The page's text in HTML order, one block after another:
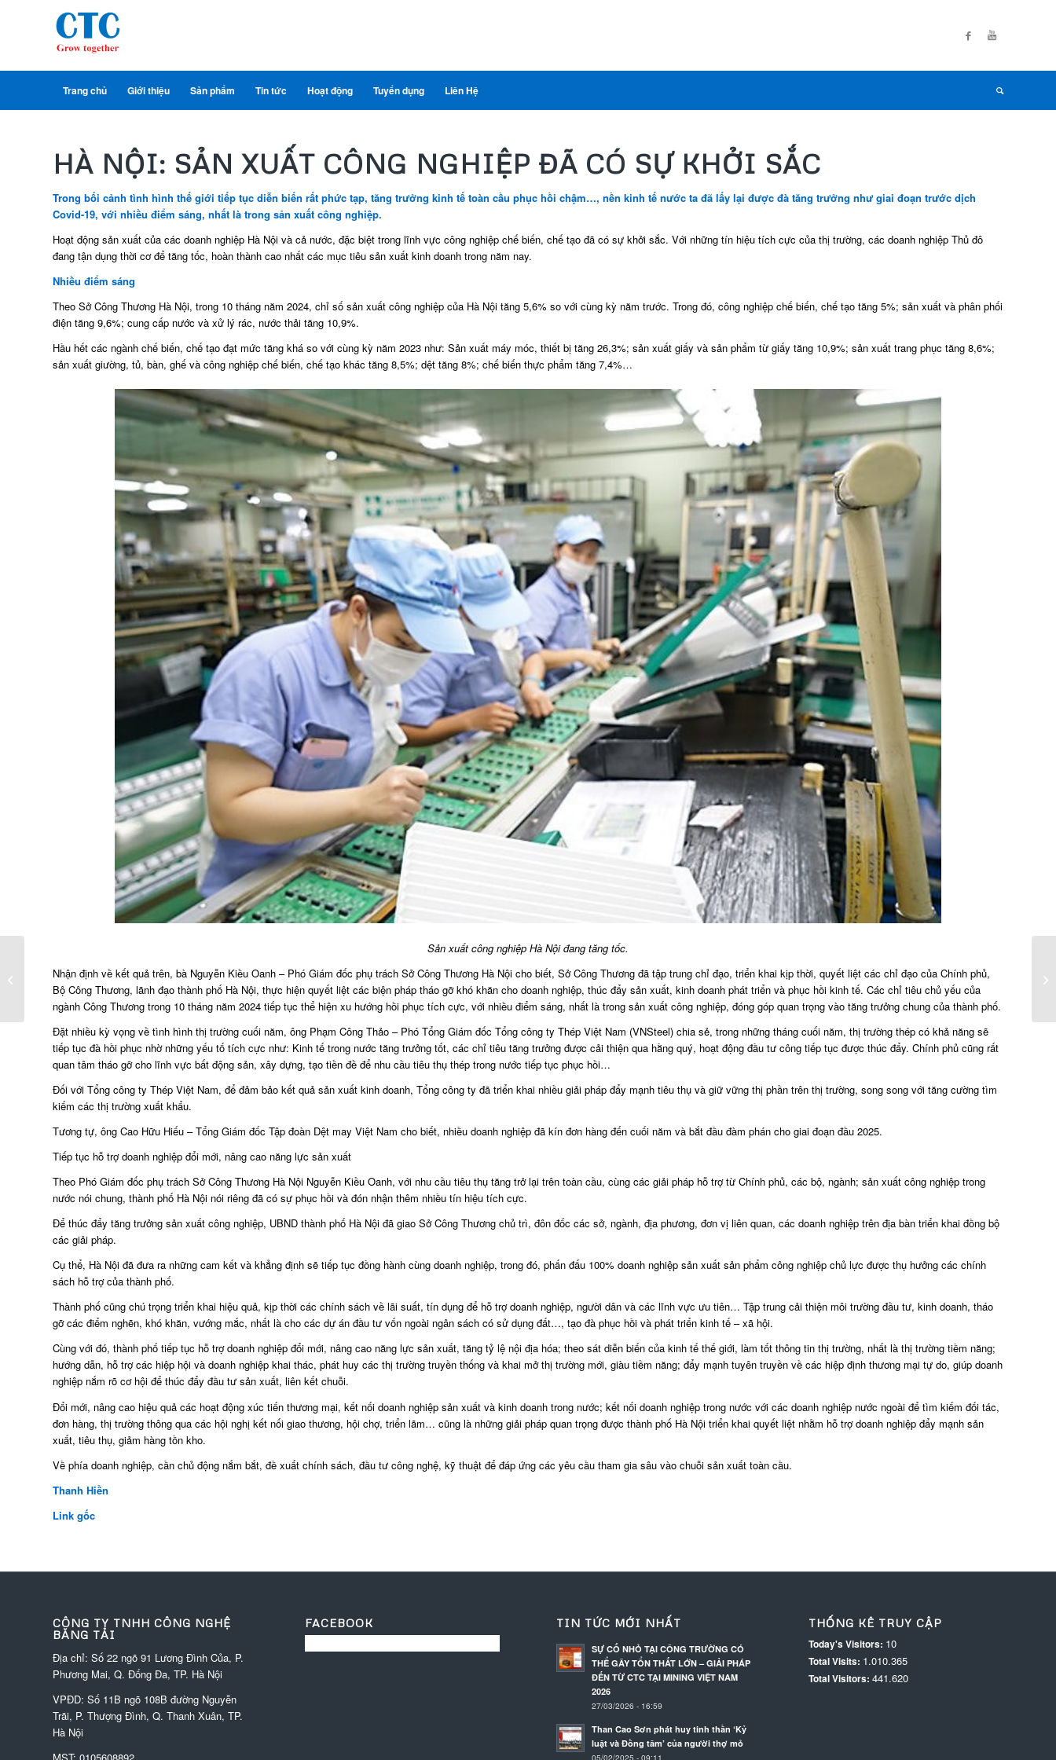
Trang chủ Giới thiệu Sản phẩm Tin tức Hoạt động Tuyển dụng Liên Hệ
HÀ NỘI: SẢN XUẤT CÔNG NGHIỆP ĐÃ CÓ SỰ KHỞI SẮC
Trong bối cảnh tình hình thế giới tiếp tục diễn biến rất phức tạp, tăng trưởng kinh tế toàn cầu phục hồi chậm…, nền kinh tế nước ta đã lấy lại được đà tăng trưởng như giai đoạn trước dịch
Covid-19, với nhiều điểm sáng, nhất là trong sản xuất công nghiệp.
Hoạt động sản xuất của các doanh nghiệp Hà Nội và cả nước, đặc biệt trong lĩnh vực công nghiệp chế biến, chế tạo đã có sự khởi sắc. Với những tín hiệu tích cực của thị trường, các doanh nghiệp Thủ đô
đang tận dụng thời cơ để tăng tốc, hoàn thành cao nhất các mục tiêu sản xuất kinh doanh trong năm nay.
Nhiều điểm sáng
Theo Sở Công Thương Hà Nội, trong 10 tháng năm 2024, chỉ số sản xuất công nghiệp của Hà Nội tăng 5,6% so với cùng kỳ năm trước. Trong đó, công nghiệp chế biến, chế tạo tăng 5%; sản xuất và phân phối
điện tăng 9,6%; cung cấp nước và xử lý rác, nước thải tăng 10,9%.
Hầu hết các ngành chế biến, chế tạo đạt mức tăng khá so với cùng kỳ năm 2023 như: Sản xuất máy móc, thiết bị tăng 26,3%; sản xuất giấy và sản phẩm từ giấy tăng 10,9%; sản xuất trang phục tăng 8,6%;
sản xuất giường, tủ, bàn, ghế và công nghiệp chế biến, chế tạo khác tăng 8,5%; dệt tăng 8%; chế biến thực phẩm tăng 7,4%…
Sản xuất công nghiệp Hà Nội đang tăng tốc.
Nhận định về kết quả trên, bà Nguyễn Kiều Oanh – Phó Giám đốc phụ trách Sở Công Thương Hà Nội cho biết, Sở Công Thương đã tập trung chỉ đạo, triển khai kịp thời, quyết liệt các chỉ đạo của Chính phủ,
Bộ Công Thương, lãnh đạo thành phố Hà Nội, thực hiện quyết liệt các biện pháp tháo gỡ khó khăn cho doanh nghiệp, thúc đẩy sản xuất, kinh doanh phát triển và phục hồi kinh tế. Các chỉ tiêu chủ yếu của
ngành Công Thương trong 10 tháng năm 2024 tiếp tục thể hiện xu hướng hồi phục tích cực, với nhiều điểm sáng, nhất là trong sản xuất công nghiệp, đóng góp quan trọng vào tăng trưởng chung của thành phố.
Đặt nhiều kỳ vọng về tình hình thị trường cuối năm, ông Phạm Công Thảo – Phó Tổng Giám đốc Tổng công ty Thép Việt Nam (VNSteel) chia sẻ, trong những tháng cuối năm, thị trường thép có khả năng sẽ
tiếp tục đà hồi phục nhờ những yếu tố tích cực như: Kinh tế trong nước tăng trưởng tốt, các chỉ tiêu tăng trưởng được cải thiện qua hằng quý, hoạt động đầu tư công tiếp tục được thúc đẩy. Chính phủ cũng rất
quan tâm tháo gỡ cho lĩnh vực bất động sản, xây dựng, tạo tiền đề để nhu cầu tiêu thụ thép trong nước tiếp tục phục hồi…
Đối với Tổng công ty Thép Việt Nam, để đảm bảo kết quả sản xuất kinh doanh, Tổng công ty đã triển khai nhiều giải pháp đẩy mạnh tiêu thụ và giữ vững thị phần trên thị trường, song song với tăng cường tìm
kiếm các thị trường xuất khẩu.
Tương tự, ông Cao Hữu Hiếu – Tổng Giám đốc Tập đoàn Dệt may Việt Nam cho biết, nhiều doanh nghiệp đã kín đơn hàng đến cuối năm và bắt đầu đàm phán cho giai đoạn đầu 2025.
Tiếp tục hỗ trợ doanh nghiệp đổi mới, nâng cao năng lực sản xuất
Theo Phó Giám đốc phụ trách Sở Công Thương Hà Nội Nguyễn Kiều Oanh, với nhu cầu tiêu thụ tăng trở lại trên toàn cầu, cùng các giải pháp hỗ trợ từ Chính phủ, các bộ, ngành; sản xuất công nghiệp trong
nước nói chung, thành phố Hà Nội nói riêng đã có sự phục hồi và đón nhận thêm nhiều tín hiệu tích cực.
Để thúc đẩy tăng trưởng sản xuất công nghiệp, UBND thành phố Hà Nội đã giao Sở Công Thương chủ trì, đôn đốc các sở, ngành, địa phương, đơn vị liên quan, các doanh nghiệp trên địa bàn triển khai đồng bộ
các giải pháp.
Cụ thể, Hà Nội đã đưa ra những cam kết và khẳng định sẽ tiếp tục đồng hành cùng doanh nghiệp, trong đó, phấn đấu 100% doanh nghiệp sản xuất sản phẩm công nghiệp chủ lực được thụ hưởng các chính
sách hỗ trợ của thành phố.
Thành phố cũng chú trọng triển khai hiệu quả, kịp thời các chính sách về lãi suất, tín dụng để hỗ trợ doanh nghiệp, người dân và các lĩnh vực ưu tiên… Tập trung cải thiện môi trường đầu tư, kinh doanh, tháo
gỡ các điểm nghẽn, khó khăn, vướng mắc, nhất là cho các dự án đầu tư vốn ngoài ngân sách có sử dụng đất…, tạo đà phục hồi và phát triển kinh tế – xã hội.
Cùng với đó, thành phố tiếp tục hỗ trợ doanh nghiệp đổi mới, nâng cao năng lực sản xuất, tăng tỷ lệ nội địa hóa; theo sát diễn biến của kinh tế thế giới, làm tốt thông tin thị trường, nhất là thị trường tiềm năng;
hướng dẫn, hỗ trợ các hiệp hội và doanh nghiệp khai thác, phát huy các thị trường truyền thống và khai mở thị trường mới, giàu tiềm năng; đẩy mạnh tuyên truyền về các hiệp định thương mại tự do, giúp doanh
nghiệp nắm rõ cơ hội để thúc đẩy đầu tư sản xuất, liên kết chuỗi.
Đổi mới, nâng cao hiệu quả các hoạt động xúc tiến thương mại, kết nối doanh nghiệp sản xuất và kinh doanh trong nước; kết nối doanh nghiệp trong nước với các doanh nghiệp nước ngoài để tìm kiếm đối tác,
đơn hàng, thị trường thông qua các hội nghị kết nối giao thương, hội chợ, triển lãm… cũng là những giải pháp quan trọng được thành phố Hà Nội triển khai quyết liệt nhằm hỗ trợ doanh nghiệp đẩy mạnh sản
xuất, tiêu thụ, giảm hàng tồn kho.
Về phía doanh nghiệp, cần chủ động nắm bắt, đề xuất chính sách, đầu tư công nghệ, kỹ thuật để đáp ứng các yêu cầu tham gia sâu vào chuỗi sản xuất toàn cầu.
Thanh Hiền
Link gốc
CÔNG TY TNHH CÔNG NGHỆ
BĂNG TẢI
Địa chỉ: Số 22 ngõ 91 Lương Đình Của, P.
Phương Mai, Q. Đống Đa, TP. Hà Nội
VPĐD: Số 11B ngõ 108B đường Nguyễn
Trãi, P. Thượng Đình, Q. Thanh Xuân, TP.
Hà Nội
FACEBOOK TIN TỨC MỚI NHẤT
SỰ CỐ NHỎ TẠI CÔNG TRƯỜNG CÓ
THỂ GÂY TỔN THẤT LỚN – GIẢI PHÁP
ĐẾN TỪ CTC TẠI MINING VIỆT NAM
2026
27/03/2026 - 16:59
Than Cao Sơn phát huy tinh thần ‘Kỷ
luật và Đồng tâm’ của người thợ mỏ
05/02/2025 - 09:11
THỐNG KÊ TRUY CẬP
Today's Visitors: 10
Total Visits: 1.010.365
Total Visitors: 441.620
theo xu hướng giảm do
chi phí nguyên liệu...